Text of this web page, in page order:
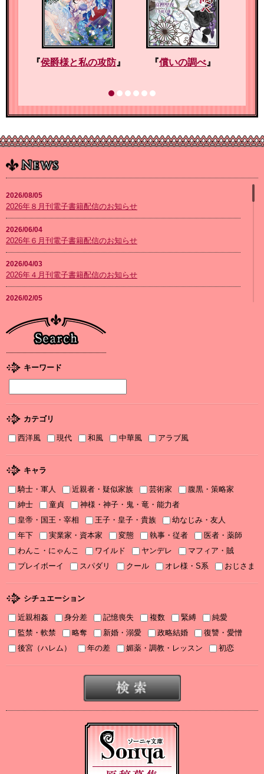
『侯爵様と私の攻防』 『償いの調べ』
2026/08/05
2026年８月刊電子書籍配信のお知らせ
2026/06/04
2026年６月刊電子書籍配信のお知らせ
2026/04/03
2026年４月刊電子書籍配信のお知らせ
2026/02/05
2026/01/08
2026年１月刊電子書籍配信のお知らせ
2025/12/04
2025年12月刊電子書籍配信のお知らせ
『打算婚 未亡人になりかけましたがヤンデレ実業家の愛され妻に
なりました』お詫びと訂正
書泉2025年TLフェア Sonyaコミックス参加サイン色紙ちらっと見
せ♡
2025/11/08
書泉2025年TLフェア ソーニャ文庫・Sonyaコミックス参加♡
2025/11/06
2025年11月刊電子書籍配信のお知らせ
2025年10月刊電子書籍配信のお知らせ
2025/09/03
2025年９月刊電子書籍配信のお知らせ
2025/08/05
2025年８月刊電子書籍配信のお知らせ
2025年７月刊電子書籍配信のお知らせ
2025年５月刊電子書籍配信のお知らせ
キーワード
カテゴリ
西洋風 現代 和風 中華風 アラブ風
キャラ
騎士・軍人 近親者・疑似家族 芸術家
腹黒・策略家
紳士
童貞
神様・神子・鬼・竜・能力者
皇帝・国王・宰相
王子・皇子・貴族
幼なじみ・友人
年下
実業家・資本家 変態 執事・従者
医者・薬師
わんこ・にゃんこ
ワイルド ヤンデレ
マフィア・賊
プレイボーイ
スパダリ クール オレ様・S系 おじさま
シチュエーション
近親相姦 身分差 記憶喪失 複数 緊縛
純愛
監禁・軟禁
略奪 新婚・溺愛 政略結婚
復讐・愛憎
後宮（ハレム）
年の差 媚薬・調教・レッスン 初恋